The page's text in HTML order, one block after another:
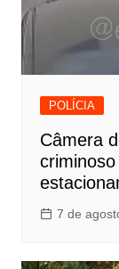
POLÍCIA
Câmera
7 de